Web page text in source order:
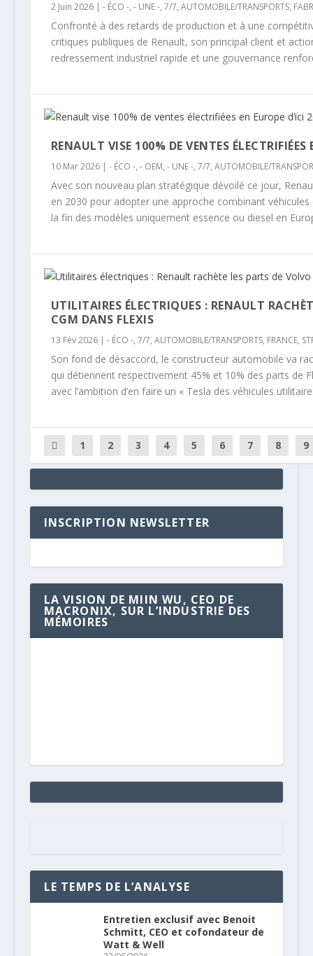
2 Juin 2026| - ÉCO -, - UNE -, 7/7, AUTOMOBILE/TRANSPORTS,
Confronté à des retards de production et à une
critiques publiques de Renault, son principal client et
redressement industriel rapide et une gouvernance
RENAULT VISE 100% DE VENTES ÉLECTRIFIÉES
10 Mar 2026| - ÉCO -, - OEM, - UNE -, 7/7, AUTOMOBILE/
Avec son nouveau plan stratégique dévoilé ce jour,
en 2030 pour adopter une approche combinant
la fin des modèles uniquement essence ou diesel en
UTILITAIRES ÉLECTRIQUES : RENAULT
CGM DANS FLEXIS
13 Fév 2026| - ÉCO -, 7/7, AUTOMOBILE/TRANSPORTS, FRANCE,
Son fond de désaccord, le constructeur automobile va
qui détiennent respectivement 45% et 10% des parts de
avec l’ambition d’en faire un « Tesla des véhicules
1 2 3 4 5 6 7 8 9
INSCRIPTION NEWSLETTER
LA VISION DE MIIN WU, CEO DE
MACRONIX, SUR L’INDUSTRIE DES
MÉMOIRES
LE TEMPS DE L’ANALYSE
Entretien exclusif avec Benoit
Schmitt, CEO et cofondateur de
Watt & Well